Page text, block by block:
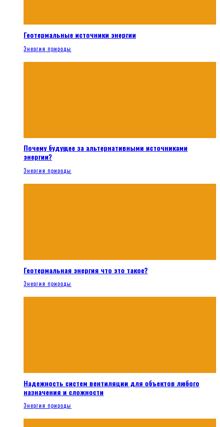
Геотермальные источники энергии
Энергия природы
Почему будущее за альтернативными источниками
энергии?
Энергия природы
Геотермальная энергия что это такое?
Энергия природы
Надежность систем вентиляции для объектов любого
назначения и сложности
Энергия природы